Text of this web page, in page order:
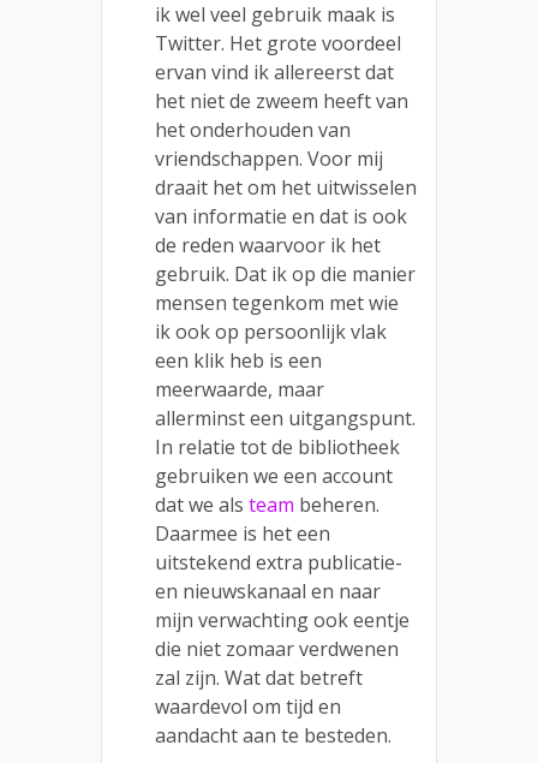
ik wel veel gebruik maak is
Twitter. Het grote voordeel
ervan vind ik allereerst dat
het niet de zweem heeft van
het onderhouden van
vriendschappen. Voor mij
draait het om het uitwisselen
van informatie en dat is ook
de reden waarvoor ik het
gebruik. Dat ik op die manier
mensen tegenkom met wie
ik ook op persoonlijk vlak
een klik heb is een
meerwaarde, maar
allerminst een uitgangspunt.
In relatie tot de bibliotheek
gebruiken we een account
dat we als team beheren.
Daarmee is het een
uitstekend extra publicatie-
en nieuwskanaal en naar
mijn verwachting ook eentje
die niet zomaar verdwenen
zal zijn. Wat dat betreft
waardevol om tijd en
aandacht aan te besteden.